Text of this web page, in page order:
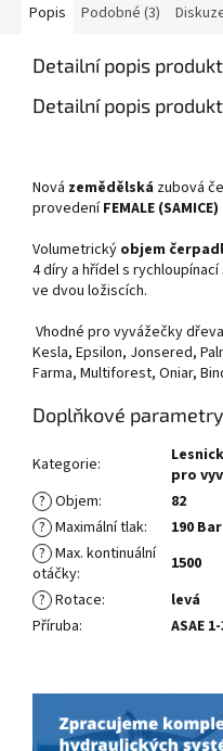
Popis Podobné (3)
Detailní popis
Detailní popis
Nová zemědělská zubová
provedení FEMALE (SAMICE)
Volumetrický objem
4 díry a hřídel s rychloupínací
ve dvou ložiscích.
Vhodné pro vyvážečky
Kesla, Epsilon, Jonsered,
Farma, Multiforest, Oniar,
Doplňkové parametry
Kategorie:
pro
? Objem:
82
? Maximální tlak:
190 Bar
? Max. kontinuální
otáčky:
1500
? Rotace:
levá
Příruba: ASAE